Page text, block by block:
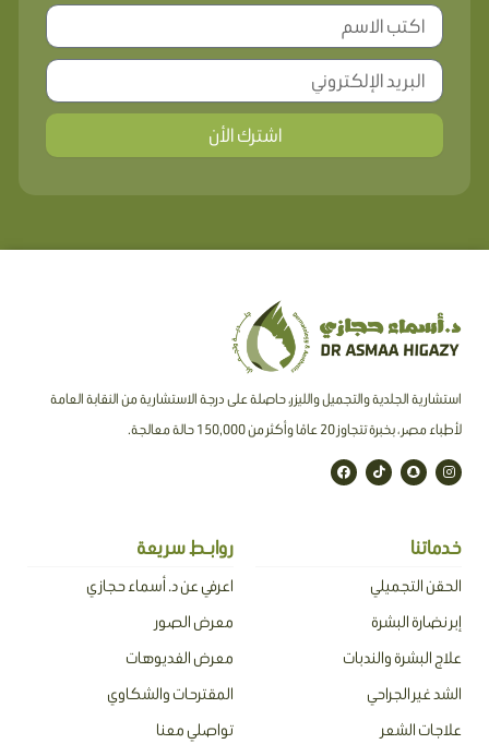
اشترك الأن
استشارية الجلدية والتجميل والليزر، حاصلة على درجة الاستشارية من النقابة العامة
لأطباء مصر ، بخبرة تتجاوز 20 عامًا وأكثر من 150,000 حالة معالجة.
I
n
s
a
S
n
a
a
t
T
i
k
F
a
c
خدماتنا
الحقن التجميلي
إبر نضارة البشرة
علاج البشرة والندبات
الشد غير الجراحي
علاجات الشعر
روابـط سريعة
اعرفي عن د. أسماء حجازي
معرض الصور
معرض الفديوهات
المقترحات والشكاوي
تواصلي معنا